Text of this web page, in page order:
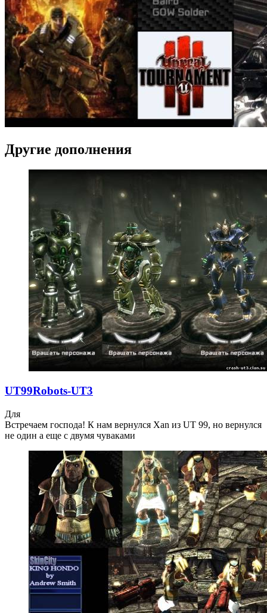
Другие дополнения
UT99Robots-UT3
Для
Встречаем господа! К нам вернулся Xan из UT 99, но вернулся
не один а еще с двумя чуваками